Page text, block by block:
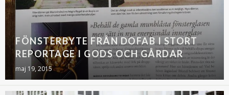
FÖNSTERBYTE FRÅN DOFAB I STORT
REPORTAGE I GODS OCH GÅRDAR
maj 19, 2015